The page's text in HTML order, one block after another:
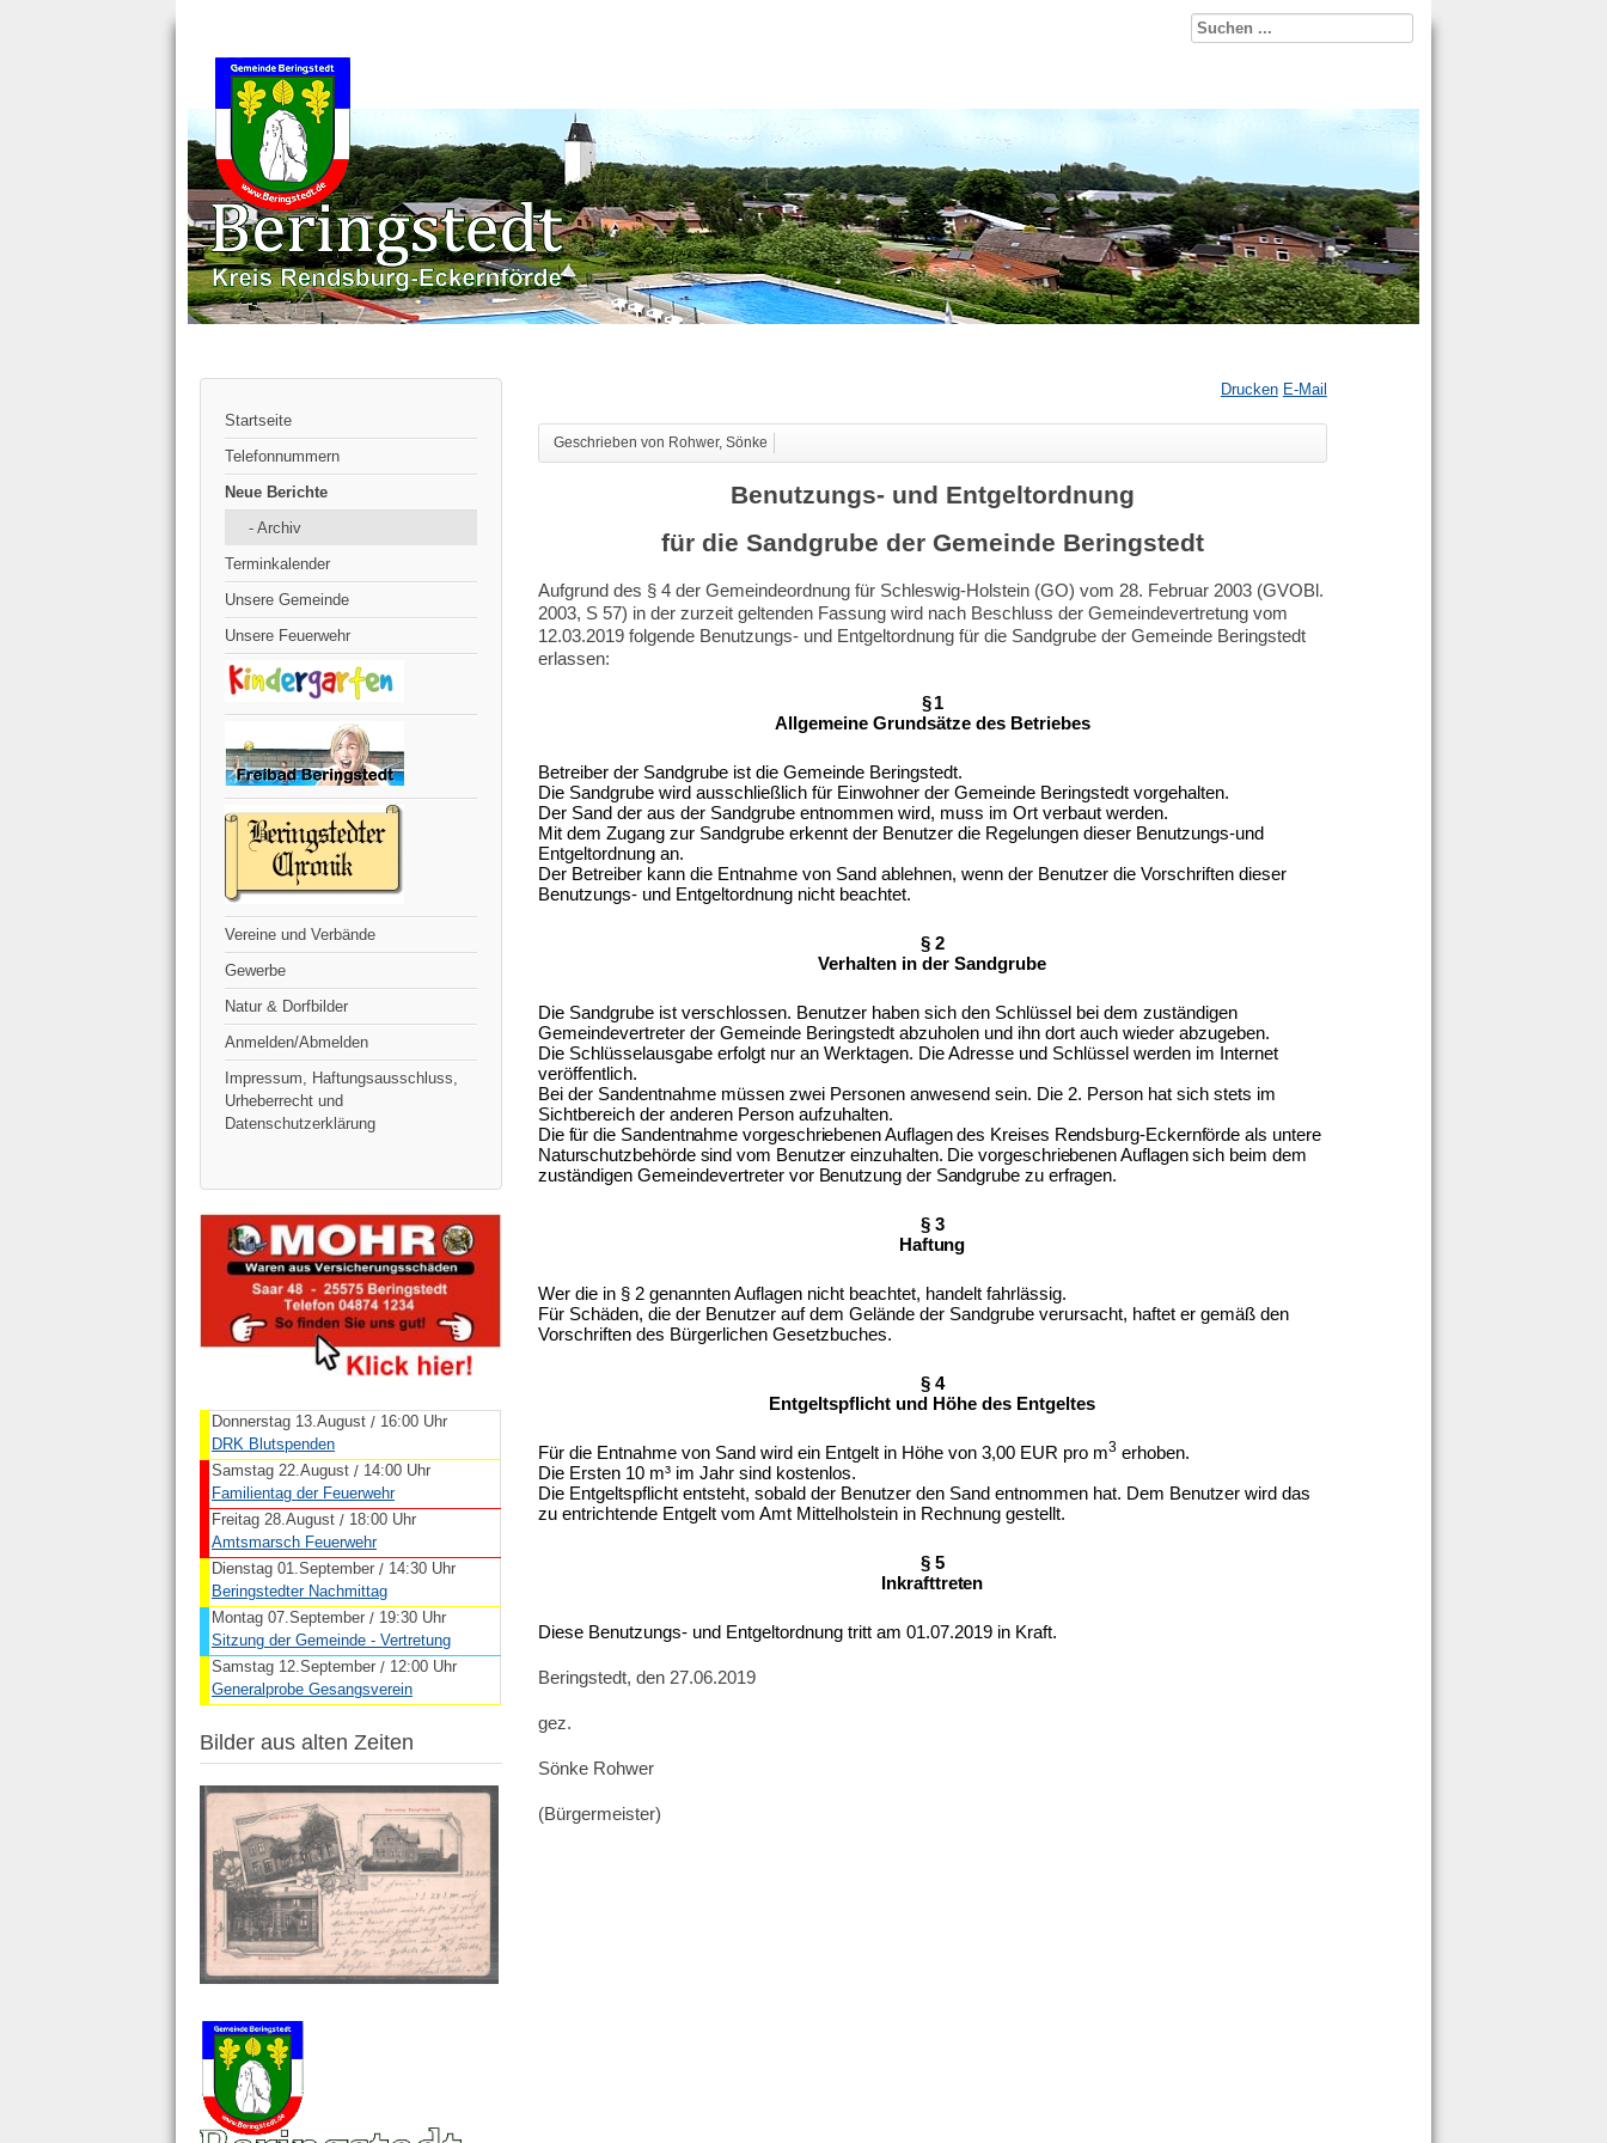
Startseite
Telefonnummern
Neue Berichte
- Archiv
Terminkalender
Unsere Gemeinde
Unsere Feuerwehr
Vereine und Verbände
Gewerbe
Natur & Dorfbilder
Anmelden/Abmelden
Impressum, Haftungsausschluss,
Urheberrecht und
Datenschutzerklärung
Donnerstag 13.August / 16:00 Uhr
DRK Blutspenden
Samstag 22.August / 14:00 Uhr
Familientag der Feuerwehr
Freitag 28.August / 18:00 Uhr
Amtsmarsch Feuerwehr
Dienstag 01.September / 14:30 Uhr
Beringstedter Nachmittag
Montag 07.September / 19:30 Uhr
Sitzung der Gemeinde - Vertretung
Samstag 12.September / 12:00 Uhr
Generalprobe Gesangsverein
Bilder aus alten Zeiten
Drucken E-Mail
Geschrieben von Rohwer, Sönke
Benutzungs- und Entgeltordnung
für die Sandgrube der Gemeinde Beringstedt
Aufgrund des § 4 der Gemeindeordnung für Schleswig-Holstein (GO) vom 28. Februar 2003 (GVOBl.
2003, S 57) in der zurzeit geltenden Fassung wird nach Beschluss der Gemeindevertretung vom
12.03.2019 folgende Benutzungs- und Entgeltordnung für die Sandgrube der Gemeinde Beringstedt
erlassen:
§ 1
Allgemeine Grundsätze des Betriebes
Betreiber der Sandgrube ist die Gemeinde Beringstedt.
Die Sandgrube wird ausschließlich für Einwohner der Gemeinde Beringstedt vorgehalten.
Der Sand der aus der Sandgrube entnommen wird, muss im Ort verbaut werden.
Mit dem Zugang zur Sandgrube erkennt der Benutzer die Regelungen dieser Benutzungs-und
Entgeltordnung an.
Der Betreiber kann die Entnahme von Sand ablehnen, wenn der Benutzer die Vorschriften dieser
Benutzungs- und Entgeltordnung nicht beachtet.
§ 2
Verhalten in der Sandgrube
Die Sandgrube ist verschlossen. Benutzer haben sich den Schlüssel bei dem zuständigen
Gemeindevertreter der Gemeinde Beringstedt abzuholen und ihn dort auch wieder abzugeben.
Die Schlüsselausgabe erfolgt nur an Werktagen. Die Adresse und Schlüssel werden im Internet
veröffentlich.
Bei der Sandentnahme müssen zwei Personen anwesend sein. Die 2. Person hat sich stets im
Sichtbereich der anderen Person aufzuhalten.
Die für die Sandentnahme vorgeschriebenen Auflagen des Kreises Rendsburg-Eckernförde als untere
Naturschutzbehörde sind vom Benutzer einzuhalten. Die vorgeschriebenen Auflagen sich beim dem
zuständigen Gemeindevertreter vor Benutzung der Sandgrube zu erfragen.
§ 3
Haftung
Wer die in § 2 genannten Auflagen nicht beachtet, handelt fahrlässig.
Für Schäden, die der Benutzer auf dem Gelände der Sandgrube verursacht, haftet er gemäß den
Vorschriften des Bürgerlichen Gesetzbuches.
§ 4
Entgeltspflicht und Höhe des Entgeltes
Für die Entnahme von Sand wird ein Entgelt in Höhe von 3,00 EUR pro m3erhoben.
Die Ersten 10 m³ im Jahr sind kostenlos.
Die Entgeltspflicht entsteht, sobald der Benutzer den Sand entnommen hat. Dem Benutzer wird das
zu entrichtende Entgelt vom Amt Mittelholstein in Rechnung gestellt.
§ 5
Inkrafttreten
Diese Benutzungs- und Entgeltordnung tritt am 01.07.2019 in Kraft.
Beringstedt, den 27.06.2019
gez.
Sönke Rohwer
(Bürgermeister)